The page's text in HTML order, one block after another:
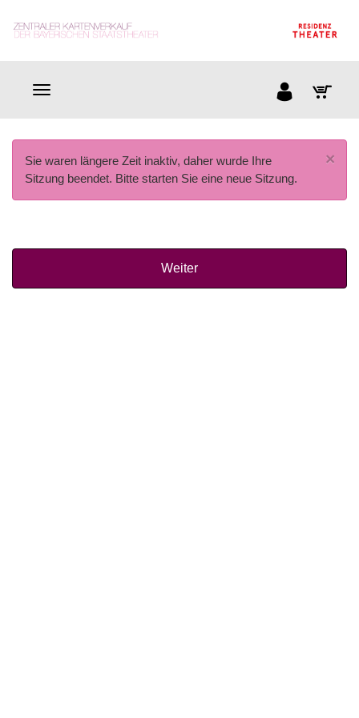
×
Sie waren längere Zeit inaktiv, daher wurde Ihre
Sitzung beendet. Bitte starten Sie eine neue Sitzung.
Weiter